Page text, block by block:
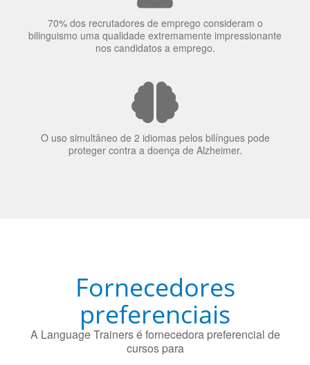
70% dos recrutadores de emprego consideram o
nos candidatos a emprego.
Fornecedores
preferenciais